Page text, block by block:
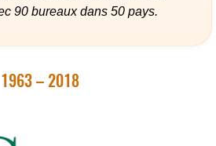
90 bureaux dans 50 pays.
1963 – 2018